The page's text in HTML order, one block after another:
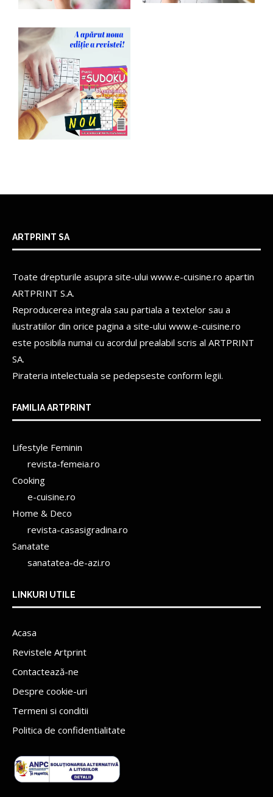
ARTPRINT SA
Toate drepturile asupra site-ului www.e-cuisine.ro apartin
ARTPRINT S.A.
Reproducerea integrala sau partiala a textelor sau a
ilustratiilor din orice pagina a site-ului www.e-cuisine.ro
este posibila numai cu acordul prealabil scris al ARTPRINT
SA.
Pirateria intelectuala se pedepseste conform legii.
FAMILIA ARTPRINT
Lifestyle Feminin
revista-femeia.ro
Cooking
e-cuisine.ro
Home & Deco
revista-casasigradina.ro
Sanatate
sanatatea-de-azi.ro
LINKURI UTILE
Acasa
Revistele Artprint
Contactează-ne
Despre cookie-uri
Termeni si conditii
Politica de confidentialitate